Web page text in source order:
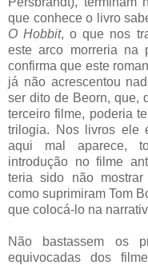
que conhece o livro
O Hobbit, o que nos
este arco morreria na
confirma que este
já não acrescentou
ser dito de Beorn, que,
terceiro filme, poderia
trilogia. Nos livros ele
aqui mal aparece,
introdução no filme
teria sido não
como suprimiram Tom
que colocá-lo na
Não bastassem os
equivocadas dos